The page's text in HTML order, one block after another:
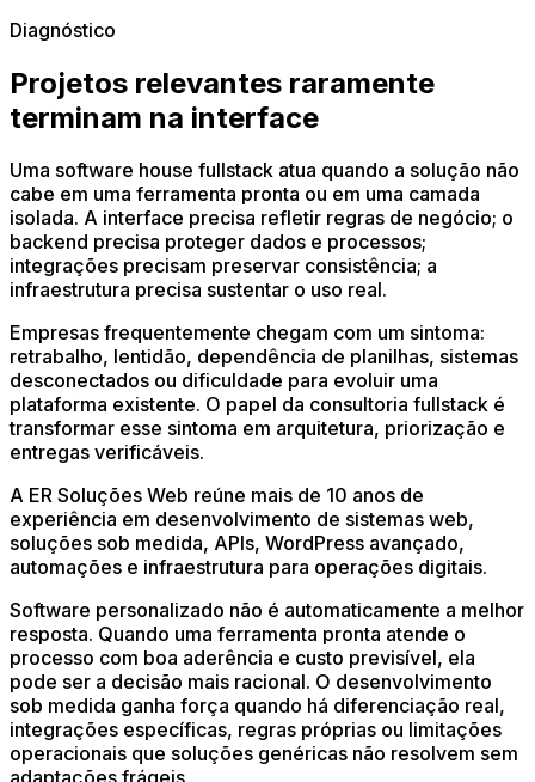
Diagnóstico
Projetos relevantes raramente
terminam na interface
Uma software house fullstack atua quando a solução não
cabe em uma ferramenta pronta ou em uma camada
isolada. A interface precisa refletir regras de negócio; o
backend precisa proteger dados e processos;
integrações precisam preservar consistência; a
infraestrutura precisa sustentar o uso real.
Empresas frequentemente chegam com um sintoma:
retrabalho, lentidão, dependência de planilhas, sistemas
desconectados ou dificuldade para evoluir uma
plataforma existente. O papel da consultoria fullstack é
transformar esse sintoma em arquitetura, priorização e
entregas verificáveis.
A ER Soluções Web reúne mais de 10 anos de
experiência em desenvolvimento de sistemas web,
soluções sob medida, APIs, WordPress avançado,
automações e infraestrutura para operações digitais.
Software personalizado não é automaticamente a melhor
resposta. Quando uma ferramenta pronta atende o
processo com boa aderência e custo previsível, ela
pode ser a decisão mais racional. O desenvolvimento
sob medida ganha força quando há diferenciação real,
integrações específicas, regras próprias ou limitações
operacionais que soluções genéricas não resolvem sem